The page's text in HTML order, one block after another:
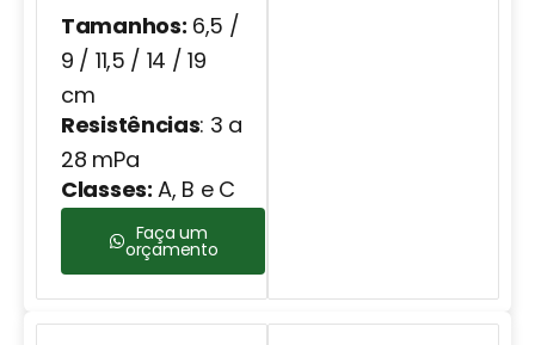
Tamanhos: 6,5 /
9 / 11,5 / 14 / 19
cm
Resistências: 3 a
28 mPa
Classes: A, B e C
Faça um
orçamento